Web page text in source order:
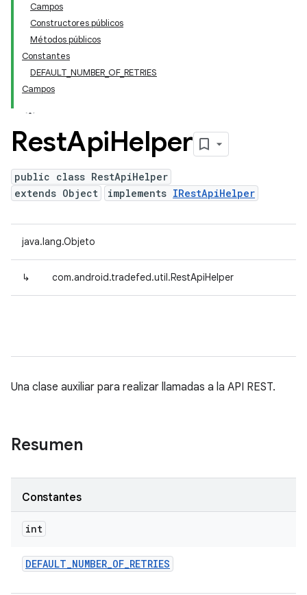
Campos
Constructores públicos
Métodos públicos
Constantes
DEFAULT_NUMBER_OF_RETRIES
Campos
RestApiHelper
public class RestApiHelper
extends Object
implements IRestApiHelper
java.lang.Objeto
↳ com.android.tradefed.util.RestApiHelper
Una clase auxiliar para realizar llamadas a la API REST.
Resumen
Constantes
int
DEFAULT_NUMBER_OF_RETRIES